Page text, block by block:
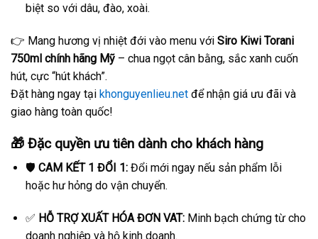
biệt so với dâu, đào, xoài.
👉 Mang hương vị nhiệt đới vào menu với Siro Kiwi Torani
750ml chính hãng Mỹ – chua ngọt cân bằng, sắc xanh cuốn
hút, cực “hút khách”.
Đặt hàng ngay tại khonguyenlieu.net để nhận giá ưu đãi và
giao hàng toàn quốc!
🎁 Đặc quyền ưu tiên dành cho khách hàng
🛡️ CAM KẾT 1 ĐỔI 1:Đổi mới ngay nếu sản phẩm lỗi
hoặc hư hỏng do vận chuyển.
✅ HỖ TRỢ XUẤT HÓA ĐƠN VAT:Minh bạch chứng từ cho
doanh nghiệp và hộ kinh doanh.